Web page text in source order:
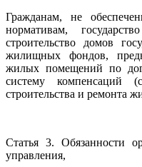
Гражданам, не
нормативам,
строительство домов
жилищных фондов,
жилых помещений по
систему компенсаций
строительства и ремонта
Статья 3. Обязанности
управления,